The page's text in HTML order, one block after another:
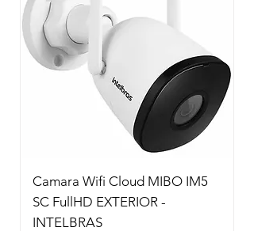
Camara Wifi Cloud MIBO IM5
SC FullHD EXTERIOR -
INTELBRAS